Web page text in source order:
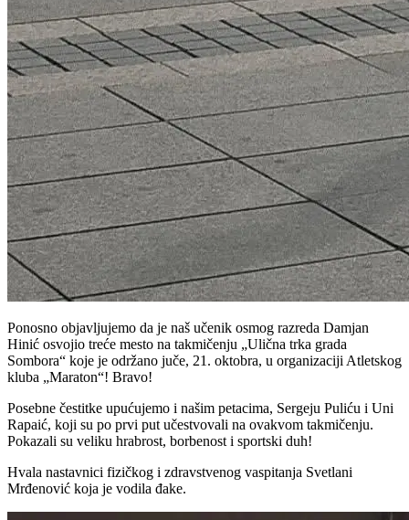
Ponosno objavljujemo da je naš učenik osmog razreda Damjan
Hinić osvojio treće mesto na takmičenju „Ulična trka grada
Sombora“ koje je održano juče, 21. oktobra, u organizaciji Atletskog
kluba „Maraton“! Bravo!
Posebne čestitke upućujemo i našim petacima, Sergeju Puliću i Uni
Rapaić, koji su po prvi put učestvovali na ovakvom takmičenju.
Pokazali su veliku hrabrost, borbenost i sportski duh!
Hvala nastavnici fizičkog i zdravstvenog vaspitanja Svetlani
Mrđenović koja je vodila đake.